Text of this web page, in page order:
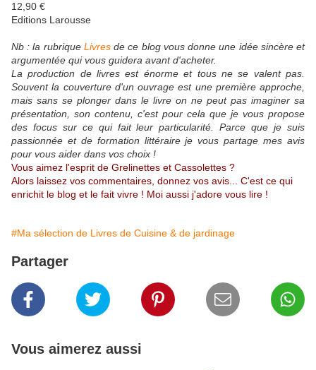
12,90 €
Editions Larousse
Nb : la rubrique Livresde ce blog vous donne une idée sincère et
argumentée qui vous guidera avant d'acheter.
La production de livres est énorme et tous ne se valent pas.
Souvent la couverture d'un ouvrage est une première approche,
mais sans se plonger dans le livre on ne peut pas imaginer sa
présentation, son contenu, c'est pour cela que je vous propose
des focus sur ce qui fait leur particularité. Parce que je suis
passionnée et de formation littéraire je vous partage mes avis
pour vous aider dans vos choix !
Vous aimez l'esprit de Grelinettes et Cassolettes ?
Alors laissez vos commentaires, donnez vos avis... C'est ce qui
enrichit le blog et le fait vivre ! Moi aussi j'adore vous lire !
#Ma sélection de Livres de Cuisine & de jardinage
Partager
Vous aimerez aussi